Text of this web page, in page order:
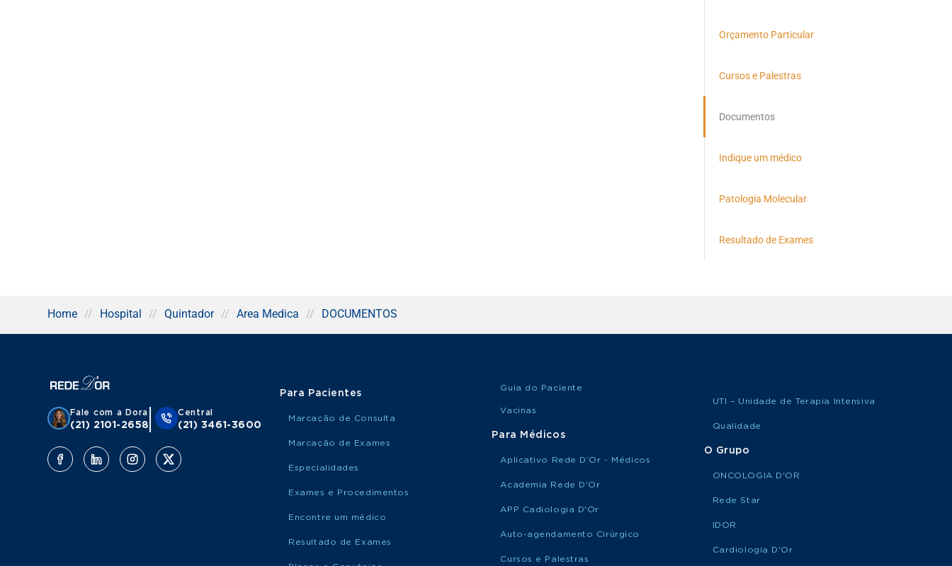
Orçamento Particular
Cursos e Palestras
Documentos
Indique um médico
Patologia Molecular
Resultado de Exames
Home // Hospital // Quintador // Area Medica // DOCUMENTOS
Fale com a Dora
(21) 2101-2658
Central
(21) 3461-3600
Para Pacientes
Marcação de Consulta
Marcação de Exames
Especialidades
Exames e Procedimentos
Encontre um médico
Resultado de Exames
Guia do Paciente
Vacinas
Para Médicos
Aplicativo Rede D’Or - Médicos
Academia Rede D'Or
APP Cadiologia D'Or
Auto-agendamento Cirúrgico
Cursos e Palestras
UTI – Unidade de Terapia Intensiva
Qualidade
O Grupo
ONCOLOGIA D'OR
Rede Star
IDOR
Cardiologia D'Or